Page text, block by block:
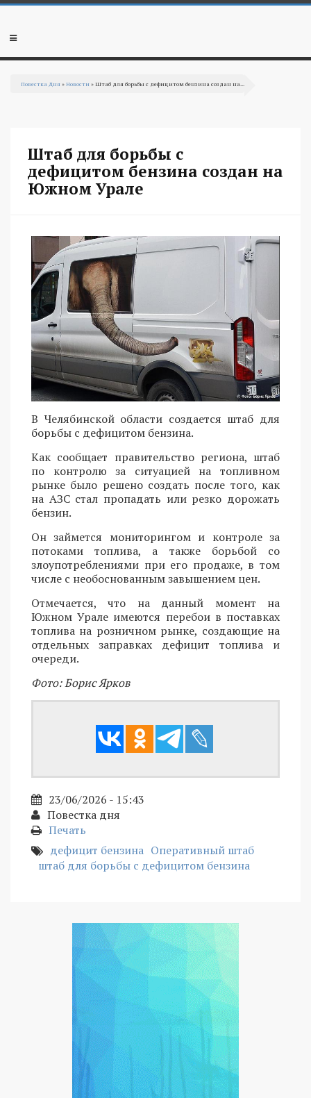
Перейти к основному содержанию
Мобильное
Повестка Дня »Новости » Штаб для борьбы с дефицитом бензина создан на...
Штаб для борьбы с
дефицитом бензина создан на
Южном Урале
В Челябинской области создается штаб для
борьбы с дефицитом бензина.
Как сообщает правительство региона, штаб
по контролю за ситуацией на топливном
рынке было решено создать после того, как
на АЗС стал пропадать или резко дорожать
бензин.
Он займется мониторингом и контроле за
потоками топлива, а также борьбой со
злоупотреблениями при его продаже, в том
числе с необоснованным завышением цен.
Отмечается, что на данный момент на
Южном Урале имеются перебои в поставках
топлива на розничном рынке, создающие на
отдельных заправках дефицит топлива и
очереди.
Фото: Борис Ярков
23/06/2026 - 15:43
Повестка дня
Печать
дефицит бензина Оперативный штаб
штаб для борьбы с дефицитом бензина